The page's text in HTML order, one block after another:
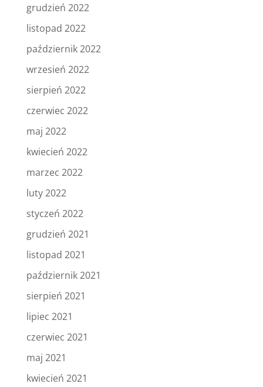
grudzień 2022
listopad 2022
październik 2022
wrzesień 2022
sierpień 2022
czerwiec 2022
maj 2022
kwiecień 2022
marzec 2022
luty 2022
styczeń 2022
grudzień 2021
listopad 2021
październik 2021
sierpień 2021
lipiec 2021
czerwiec 2021
maj 2021
kwiecień 2021